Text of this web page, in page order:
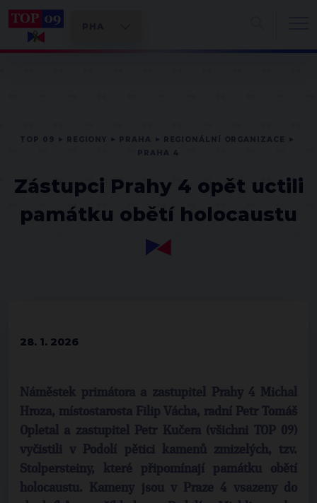
Zástupci Prahy 4 opět uctili
památku obětí holocaustu
28. 1. 2026
Náměstek primátora a zastupitel Prahy 4 Michal
Hroza, místostarosta Filip Vácha, radní Petr Tomáš
Opletal a zastupitel Petr Kučera (všichni TOP 09)
vyčistili v Podolí pětici kamenů zmizelých, tzv.
Stolpersteiny, které připomínají památku obětí
holocaustu. Kameny jsou v Praze 4 vsazeny do